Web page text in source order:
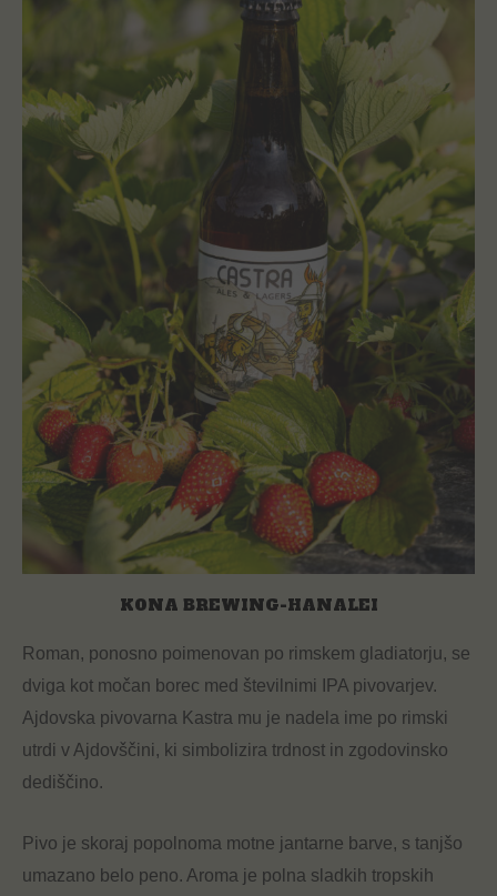
KONA BREWING-HANALEI
Roman, ponosno poimenovan po rimskem gladiatorju, se
dviga kot močan borec med številnimi IPA pivovarjev.
Ajdovska pivovarna Kastra mu je nadela ime po rimski
utrdi v Ajdovščini, ki simbolizira trdnost in zgodovinsko
dediščino.
Pivo je skoraj popolnoma motne jantarne barve, s tanjšo
umazano belo peno. Aroma je polna sladkih tropskih